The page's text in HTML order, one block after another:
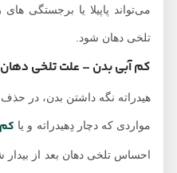
می‌تواند پاپیلا یا برجستگی های
تلخی دهان شود.
کم آبی بدن– علت تلخی دهان
هیدراته نگه داشتن بدن، در حذف
مواردی که دچار دِهیدراته و یاکم آبی
احساس تلخی دهان بعد از بیدار شدن